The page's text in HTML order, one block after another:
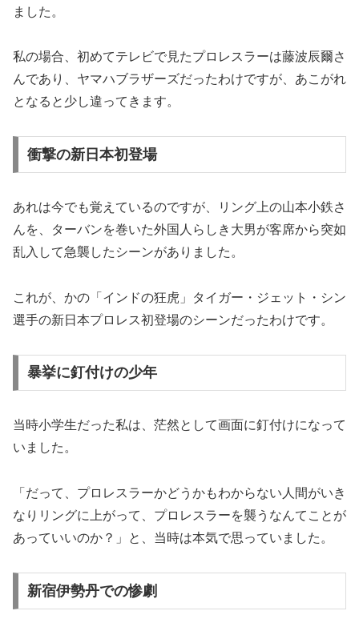
ました。
私の場合、初めてテレビで見たプロレスラーは藤波辰爾さ
んであり、ヤマハブラザーズだったわけですが、あこがれ
となると少し違ってきます。
衝撃の新日本初登場
あれは今でも覚えているのですが、リング上の山本小鉄さ
んを、ターバンを巻いた外国人らしき大男が客席から突如
乱入して急襲したシーンがありました。
これが、かの「インドの狂虎」タイガー・ジェット・シン
選手の新日本プロレス初登場のシーンだったわけです。
暴挙に釘付けの少年
当時小学生だった私は、茫然として画面に釘付けになって
いました。
「だって、プロレスラーかどうかもわからない人間がいき
なりリングに上がって、プロレスラーを襲うなんてことが
あっていいのか？」と、当時は本気で思っていました。
新宿伊勢丹での惨劇